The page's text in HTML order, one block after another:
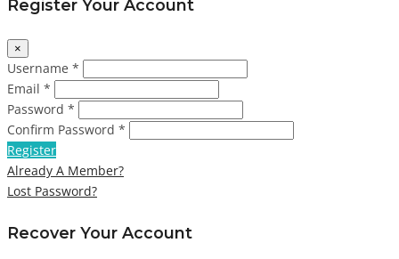
Register Your Account
×
Username *
Email *
Password *
Confirm Password *
Register
Already A Member?
Lost Password?
Recover Your Account